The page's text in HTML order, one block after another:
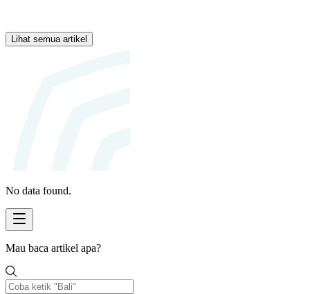
Lihat semua artikel
No data found.
Mau baca artikel apa?